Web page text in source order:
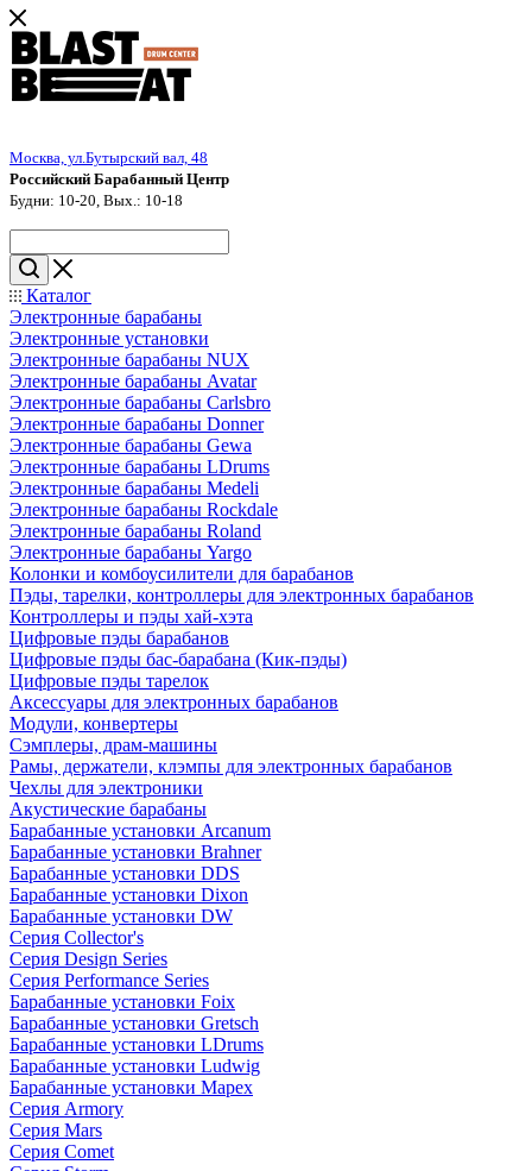
Москва, ул.Бутырский вал, 48
Российский Барабанный Центр
Будни: 10-20, Вых.: 10-18
Каталог
Электронные барабаны
Электронные установки
Электронные барабаны NUX
Электронные барабаны Avatar
Электронные барабаны Carlsbro
Электронные барабаны Donner
Электронные барабаны Gewa
Электронные барабаны LDrums
Электронные барабаны Medeli
Электронные барабаны Rockdale
Электронные барабаны Roland
Электронные барабаны Yargo
Колонки и комбоусилители для барабанов
Пэды, тарелки, контроллеры для электронных барабанов
Контроллеры и пэды хай-хэта
Цифровые пэды барабанов
Цифровые пэды бас-барабана (Кик-пэды)
Цифровые пэды тарелок
Аксессуары для электронных барабанов
Модули, конвертеры
Сэмплеры, драм-машины
Рамы, держатели, клэмпы для электронных барабанов
Чехлы для электроники
Акустические барабаны
Барабанные установки Arcanum
Барабанные установки Brahner
Барабанные установки DDS
Барабанные установки Dixon
Барабанные установки DW
Серия Collector's
Серия Design Series
Серия Performance Series
Барабанные установки Foix
Барабанные установки Gretsch
Барабанные установки LDrums
Барабанные установки Ludwig
Барабанные установки Mapex
Серия Armory
Серия Mars
Серия Comet